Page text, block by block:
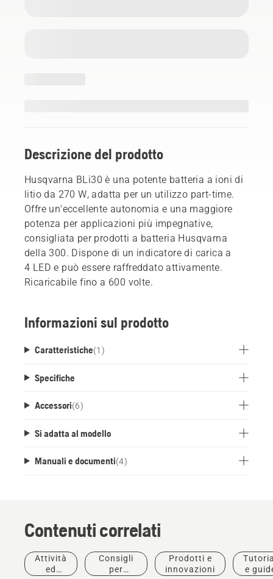
Descrizione del prodotto
Husqvarna BLi30 è una potente batteria a ioni di
litio da 270 W, adatta per un utilizzo part-time.
Offre un'eccellente autonomia e una maggiore
potenza per applicazioni più impegnative,
consigliata per prodotti a batteria Husqvarna
della 300. Dispone di un indicatore di carica a
4 LED e può essere raffreddato attivamente.
Ricaricabile fino a 600 volte.
Informazioni sul prodotto
Caratteristiche(1 )
Specifiche
Accessori(6)
Si adatta al modello
Manuali e documenti(4)
Contenuti correlati
Attività
ed
Consigli
per
Prodotti e
innovazioni
e